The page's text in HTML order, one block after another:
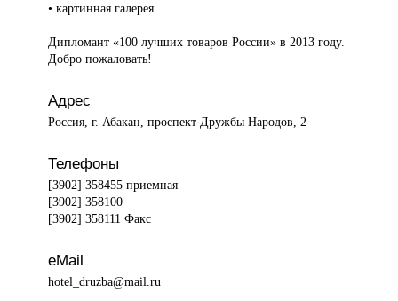
• картинная галерея.
Дипломант «100 лучших товаров России» в 2013 году.
Добро пожаловать!
Адрес
Россия, г. Абакан, проспект Дружбы Народов, 2
Телефоны
[3902] 358455 приемная
[3902] 358100
[3902] 358111 Факс
eMail
hotel_druzba@mail.ru